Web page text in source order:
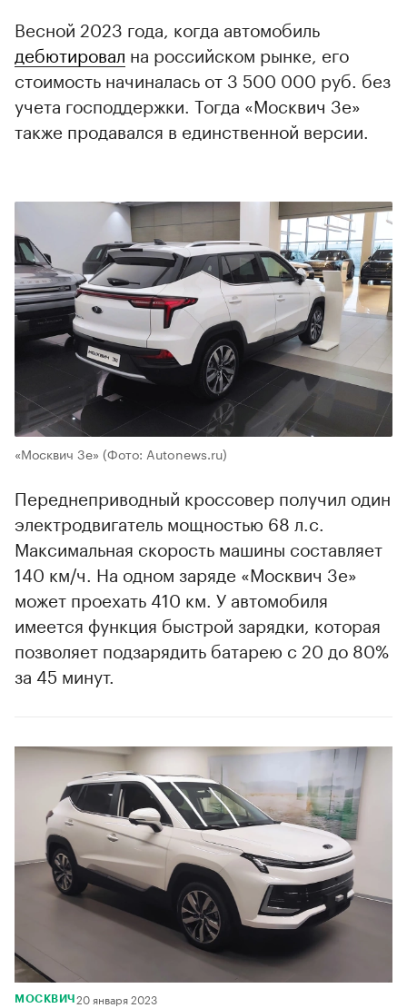
Весной 2023 года, когда автомобиль
дебютировал на российском рынке, его
стоимость начиналась от 3 500 000 руб. без
учета господдержки. Тогда «Москвич 3е»
также продавался в единственной версии.
00:00 / 00:00
«Москвич 3е» (Фото: Autonews.ru)
Переднеприводный кроссовер получил один
электродвигатель мощностью 68 л.с.
Максимальная скорость машины составляет
140 км/ч. На одном заряде «Москвич 3е»
может проехать 410 км. У автомобиля
имеется функция быстрой зарядки, которая
позволяет подзарядить батарею с 20 до 80%
за 45 минут.
МОСКВИЧ 20 января 2023